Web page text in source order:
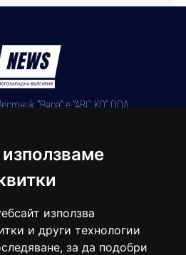
използва
и други технологии
за да подобри
"Вяра" е "АВС КО" ООД,
43